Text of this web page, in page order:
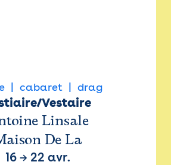
cabaret drag
Vestaire
Linsale
De La
16→ 22 avr.